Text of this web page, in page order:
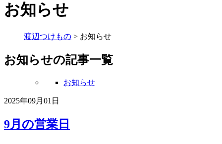
お知らせ
渡辺つけもの > お知らせ
お知らせの記事一覧
お知らせ
2025年09月01日
9月の営業日